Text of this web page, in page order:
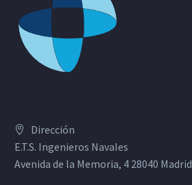
Dirección
E.T.S. Ingenieros Navales
Avenida de la Memoria, 4 28040 Madrid